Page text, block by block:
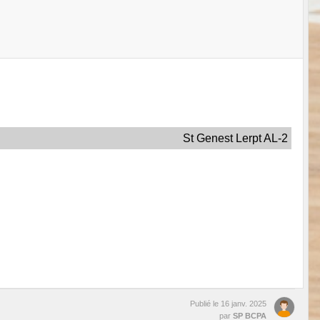
St Genest Lerpt AL-2
Publié le 16 janv. 2025
par SP BCPA